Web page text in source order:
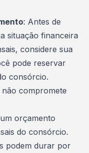
: Antes de
situação financeira
considere sua
pode reservar
consórcio.
não compromete
orçamento
do consórcio.
podem durar por